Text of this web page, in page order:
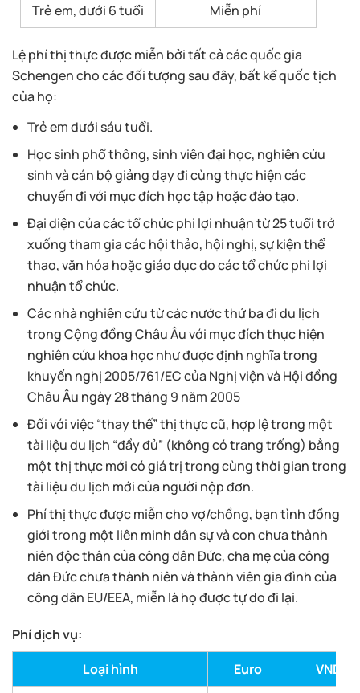
Trẻ em, dưới 6 tuổi Miễn phí
Lệ phí thị thực được miễn bởi tất cả các quốc gia
Schengen cho các đối tượng sau đây, bất kể quốc tịch
của họ:
Trẻ em dưới sáu tuổi.
Học sinh phổ thông, sinh viên đại học, nghiên cứu
sinh và cán bộ giảng dạy đi cùng thực hiện các
chuyến đi với mục đích học tập hoặc đào tạo.
Đại diện của các tổ chức phi lợi nhuận từ 25 tuổi trở
xuống tham gia các hội thảo, hội nghị, sự kiện thể
thao, văn hóa hoặc giáo dục do các tổ chức phi lợi
nhuận tổ chức.
Các nhà nghiên cứu từ các nước thứ ba đi du lịch
trong Cộng đồng Châu Âu với mục đích thực hiện
nghiên cứu khoa học như được định nghĩa trong
khuyến nghị 2005/761/EC của Nghị viện và Hội đồng
Châu Âu ngày 28 tháng 9 năm 2005
Đối với việc “thay thế” thị thực cũ, hợp lệ trong một
tài liệu du lịch “đầy đủ” (không có trang trống) bằng
một thị thực mới có giá trị trong cùng thời gian trong
tài liệu du lịch mới của người nộp đơn.
Phí thị thực được miễn cho vợ/chồng, bạn tình đồng
giới trong một liên minh dân sự và con chưa thành
niên độc thân của công dân Đức, cha mẹ của công
dân Đức chưa thành niên và thành viên gia đình của
công dân EU/EEA, miễn là họ được tự do đi lại.
Phí dịch vụ:
Loại hình
Euro
VND